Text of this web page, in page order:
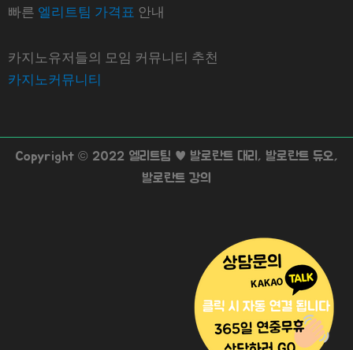
빠른 엘리트팀 가격표 안내
카지노유저들의 모임 커뮤니티 추천
카지노커뮤니티
Copyright © 2022 엘리트팀 ♥ 발로란트 대리, 발로란트 듀오,
발로란트 강의